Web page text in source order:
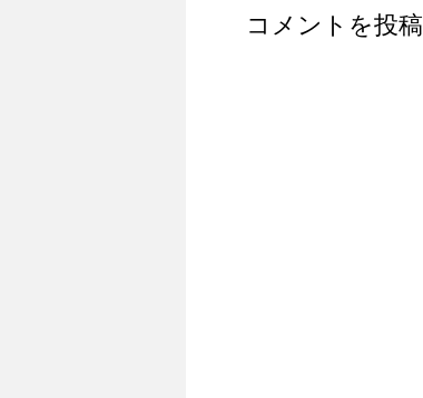
コメントを投稿